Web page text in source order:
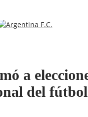
a
del fútbol